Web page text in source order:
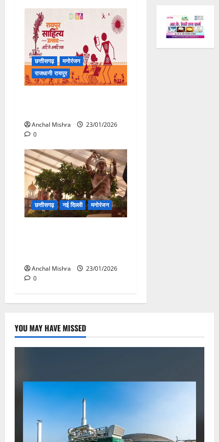
छत्तीसगढ़
मनोरंजन
राजधानी रायपुर
Anchal Mishra
23/01/2026
0
छत्तीसगढ़ नई दिल्ली मनोरंजन
Anchal Mishra
23/01/2026
0
YOU MAY HAVE MISSED